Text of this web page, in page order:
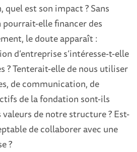
quel est son impact ? Sans
elle financer des
le doute apparaît :
d’entreprise s’intéresse-t-elle
? Tenterait-elle de nous utiliser
de communication, de
de la fondation sont-ils
de notre structure ? Est-
de collaborer avec une
?